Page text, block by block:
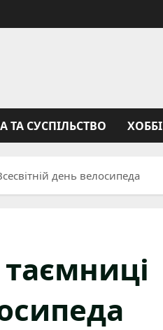
СУСПІЛЬСТВО ХОББІ
день велосипеда